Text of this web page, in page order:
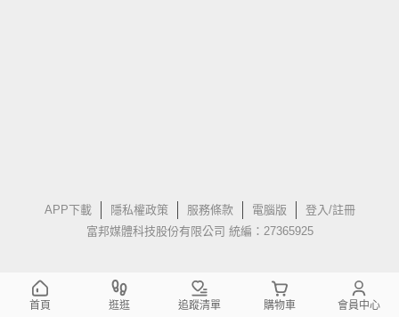
APP下載 隱私權政策 服務條款 電腦版
登入/註冊
富邦媒體科技股份有限公司 統編：27365925
首頁 逛逛 追蹤清單 購物車 會員中心